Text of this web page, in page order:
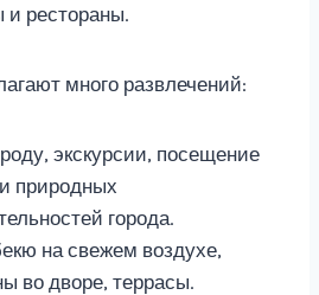
и рестораны.
много развлечений:
экскурсии, посещение
природных
города.
на свежем воздухе,
во дворе, террасы.